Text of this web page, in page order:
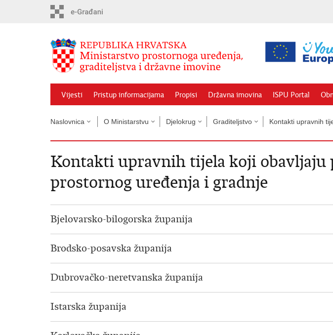
Vijesti Pristup informacijama Propisi Državna imovina ISPU Portal
Naslovnica O Ministarstvu Djelokrug Graditeljstvo Kontakti upravnih
Kontakti upravnih tijela koji obavljaju
prostornog uređenja i gradnje
Bjelovarsko-bilogorska županija
Brodsko-posavska županija
Dubrovačko-neretvanska županija
Istarska županija